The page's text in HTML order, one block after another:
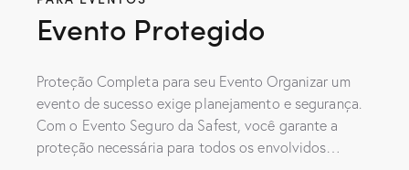
Evento Protegido
Proteção Completa para seu Evento Organizar um
evento de sucesso exige planejamento e segurança.
Com o Evento Seguro da Safest, você garante a
proteção necessária para todos os envolvidos…